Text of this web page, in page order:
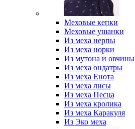
Меховые кепки
Меховые ушанки
Из меха нерпы
Из меха норки
Из мутона и овчины
Из меха ондатры
Из меха Енота
Из меха лисы
Из меха Песца
Из меха кролика
Из меха Каракуля
Из Эко меха